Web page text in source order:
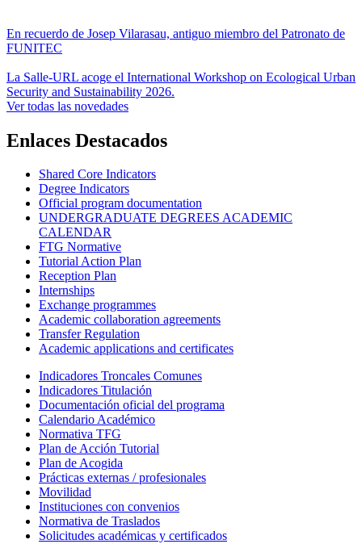
En recuerdo de Josep Vilarasau, antiguo miembro del Patronato de
FUNITEC
La Salle-URL acoge el International Workshop on Ecological Urban
Security and Sustainability 2026.
Ver todas las novedades
Enlaces Destacados
Shared Core Indicators
Degree Indicators
Official program documentation
UNDERGRADUATE DEGREES ACADEMIC
CALENDAR
FTG Normative
Tutorial Action Plan
Reception Plan
Internships
Exchange programmes
Academic collaboration agreements
Transfer Regulation
Academic applications and certificates
Indicadores Troncales Comunes
Indicadores Titulación
Documentación oficial del programa
Calendario Académico
Normativa TFG
Plan de Acción Tutorial
Plan de Acogida
Prácticas externas / profesionales
Movilidad
Instituciones con convenios
Normativa de Traslados
Solicitudes académicas y certificados